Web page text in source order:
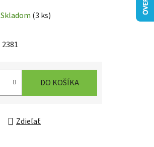
Skladom (3 ks)
2381
DO KOŠÍKA
Zdieľať